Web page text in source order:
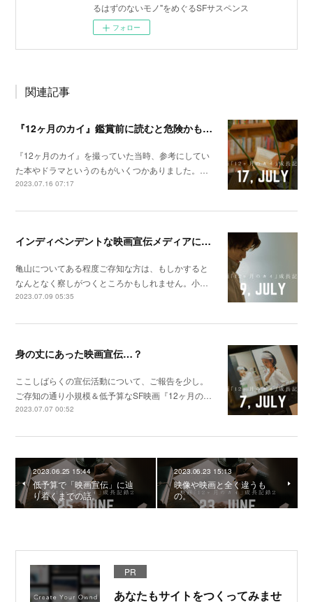
るはずのないモノ"をめぐるSFサスペンス
フォロー
関連記事
『12ヶ月のカイ』鑑賞前に読むと危険かもしれない本たち
『12ヶ月のカイ』を撮っていた当時、参考にしてい
た本やドラマというのもがいくつかありました。…
2023.07.16 07:17
インディペンデントな映画宣伝メディアにアプローチする。
亀山についてある程度ご存知な方は、もしかすると
なんとなく察しがつくところかもしれません。小…
2023.07.09 05:35
身の丈にあった映画宣伝…？
ここしばらくの宣伝活動について、ご報告を少し。
ご存知の通り小規模＆低予算なSF映画『12ヶ月の…
2023.07.07 00:52
2023.06.25 15:44
低予算で「映画宣伝」に辿
り着くまでの話。
2023.06.23 15:13
映像や映画と全く違うも
の。
PR
あなたもサイトをつくってみませ